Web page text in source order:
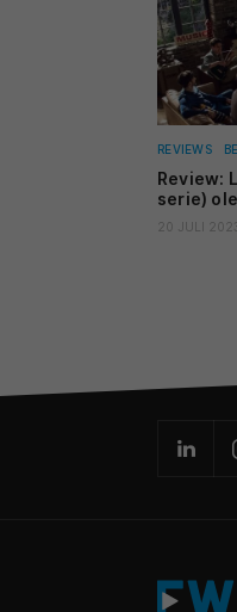
REVIEWS
Review:
serie)
20 JULI